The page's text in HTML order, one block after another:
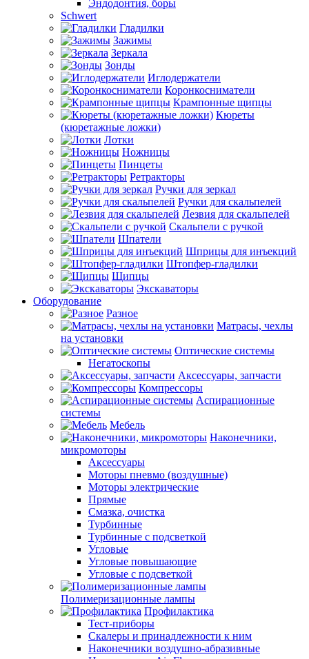
Эндодонтия, боры
Schwert
Гладилки
Зажимы
Зеркала
Зонды
Иглодержатели
Коронкосниматели
Крампонные щипцы
Кюреты
(кюретажные ложки)
Лотки
Ножницы
Пинцеты
Ретракторы
Ручки для зеркал
Ручки для скальпелей
Лезвия для скальпелей
Скальпели с ручкой
Шпатели
Шприцы для инъекций
Штопфер-гладилки
Щипцы
Экскаваторы
Оборудование
Разное
Матрасы, чехлы
на установки
Оптические системы
Негатоскопы
Аксессуары, запчасти
Компрессоры
Аспирационные
системы
Мебель
Наконечники,
микромоторы
Аксессуары
Моторы пневмо (воздушные)
Моторы электрические
Прямые
Смазка, очистка
Турбинные
Турбинные с подсветкой
Угловые
Угловые повышающие
Угловые с подсветкой
Полимеризационные лампы
Профилактика
Тест-приборы
Скалеры и принадлежности к ним
Наконечники воздушно-абразивные